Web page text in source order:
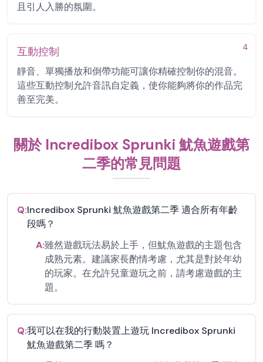
且引人入勝的氛圍。
4
互動控制
靜音、單獨播放和倒帶功能可讓你精確控制你的混音。
這些互動控制允許音訊自定義，使你能夠將你的作品完
善至完美。
關於 Incredibox Sprunki 魷魚遊戲第
二季的常見問題
Q:Incredibox Sprunki 魷魚遊戲第二季 適合所有年齡
段嗎？
A:雖然遊戲玩法易於上手，但魷魚遊戲的主題包含
成熟元素。建議家長酌情考慮，尤其是對於年幼
的玩家。在允許兒童遊玩之前，請考慮遊戲的主
題。
Q:我可以在我的行動裝置上遊玩 Incredibox Sprunki
魷魚遊戲第二季 嗎？